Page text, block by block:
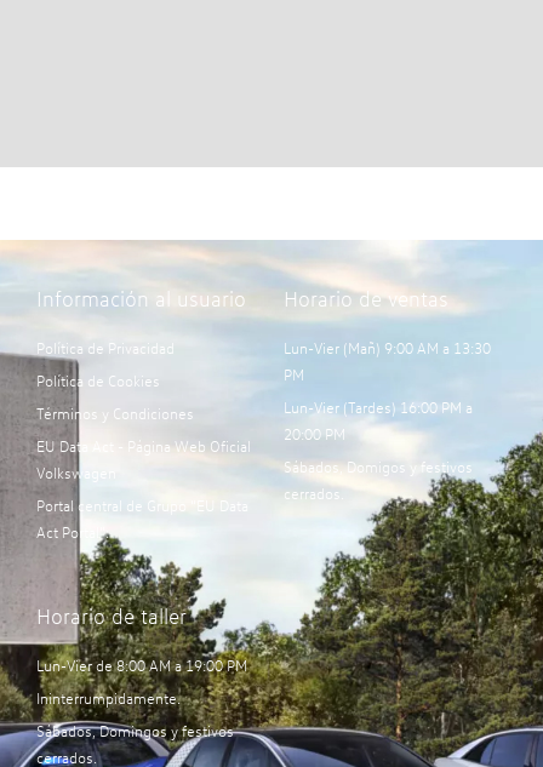
Información al usuario
Política de Privacidad
Política de Cookies
Términos y Condiciones
EU Data Act - Página Web Oficial
Volkswagen
Portal central de Grupo “EU Data
Act Portal”:
Horario de ventas
Lun-Vier (Mañ) 9:00 AM a 13:30
PM
Lun-Vier (Tardes) 16:00 PM a
20:00 PM
Sábados, Domigos y festivos
cerrados.
Horario de taller
Lun-Vier de 8:00 AM a 19:00 PM
Ininterrumpidamente.
Sábados, Domingos y festivos
cerrados.